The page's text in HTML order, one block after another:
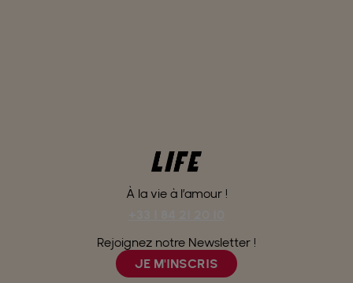
À la vie à l’amour !
Rejoignez notre Newsletter !
JE M'INSCRIS